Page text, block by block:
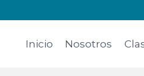
Inicio Nosotros